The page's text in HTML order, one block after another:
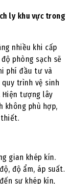
ly khu vực trong
nhiều khi cấp
phòng sạch sẽ
phí đầu tư và
trình vệ sinh
tượng lây
không phù hợp,
thiết.
gian khép kín.
độ ẩm, áp suất.
sự khép kín,